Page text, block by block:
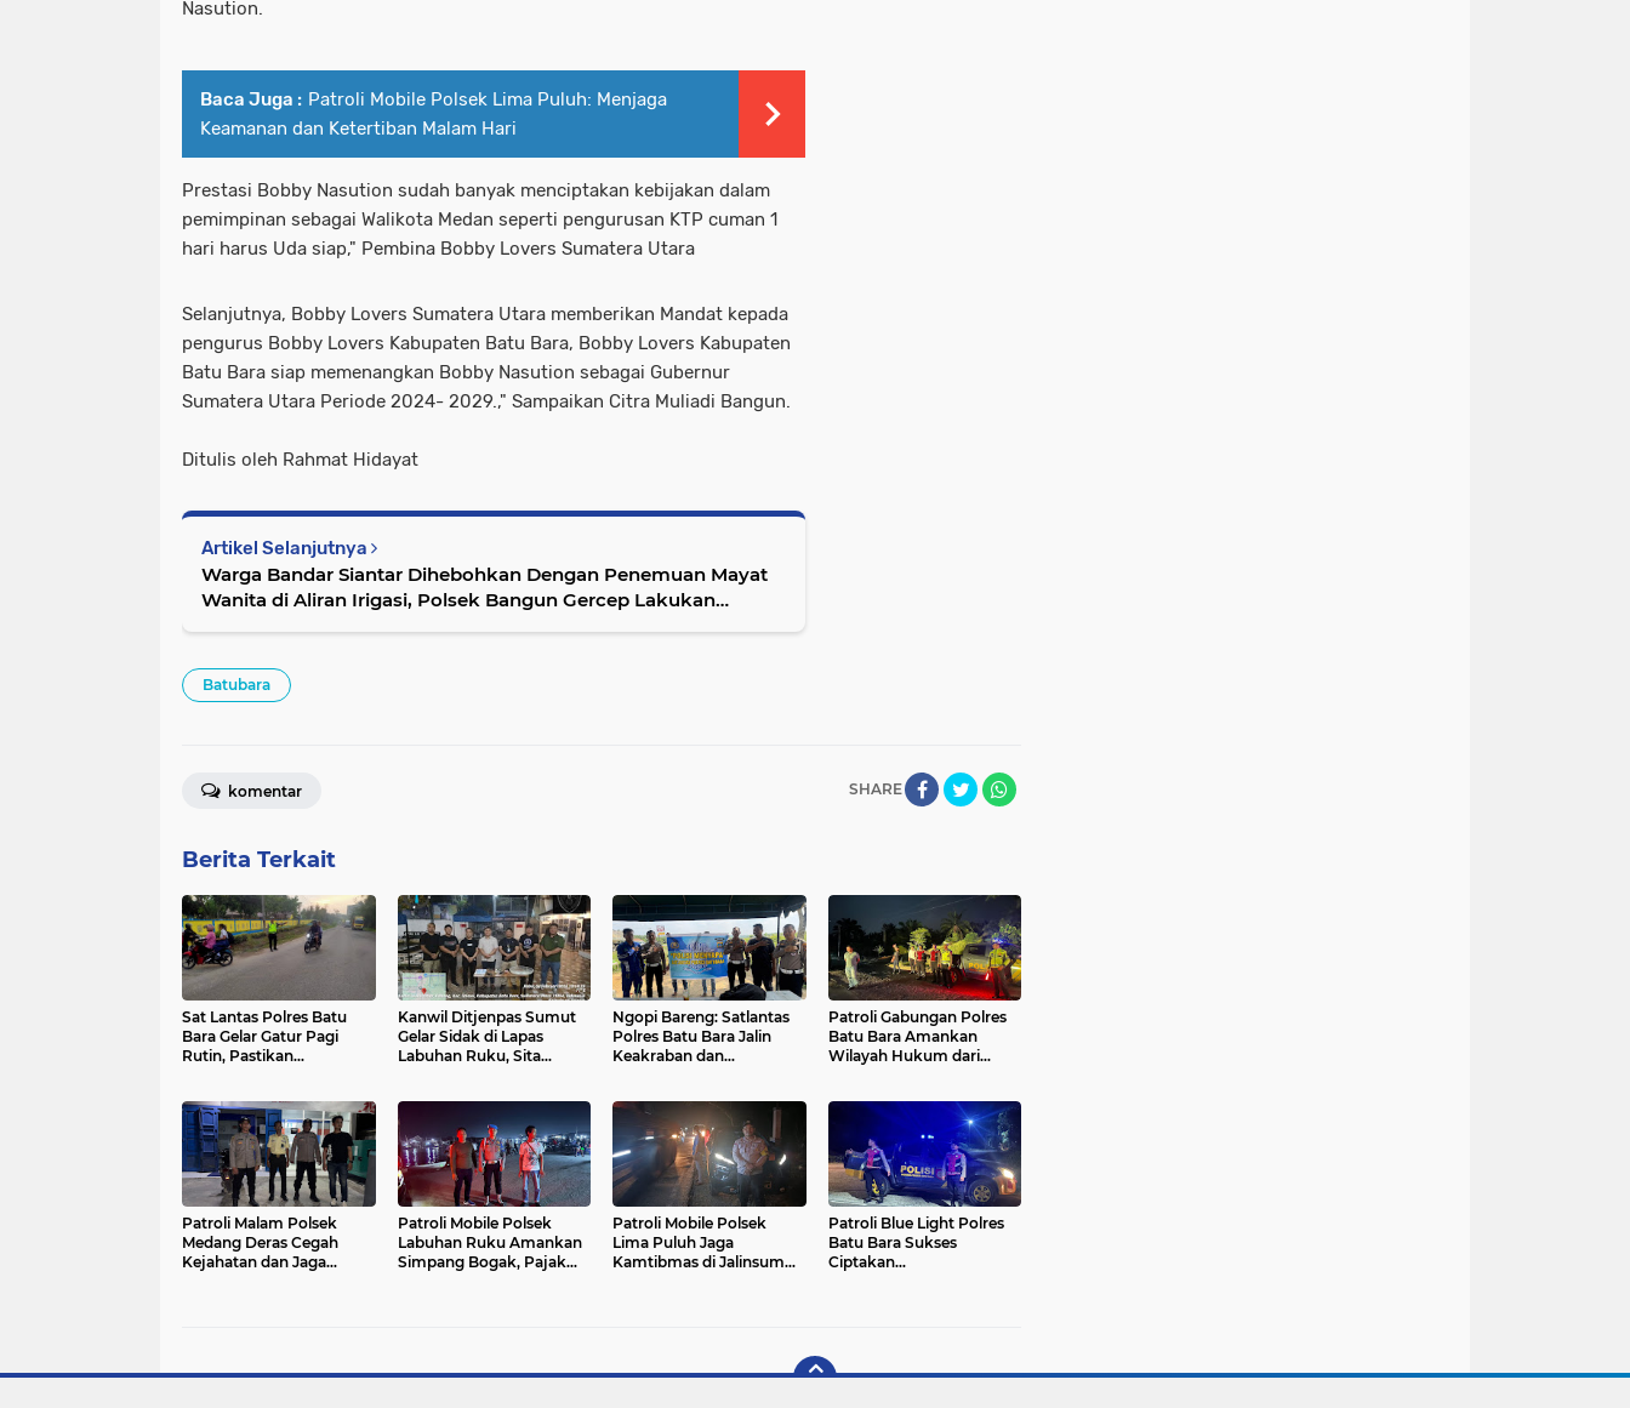
Nasution.
Baca Juga : Patroli Mobile Polsek Lima Puluh: Menjaga
Keamanan dan Ketertiban Malam Hari
Prestasi Bobby Nasution sudah banyak menciptakan kebijakan dalam
pemimpinan sebagai Walikota Medan seperti pengurusan KTP cuman 1
hari harus Uda siap," Pembina Bobby Lovers Sumatera Utara
Selanjutnya, Bobby Lovers Sumatera Utara memberikan Mandat kepada
pengurus Bobby Lovers Kabupaten Batu Bara, Bobby Lovers Kabupaten
Batu Bara siap memenangkan Bobby Nasution sebagai Gubernur
Sumatera Utara Periode 2024- 2029.," Sampaikan Citra Muliadi Bangun.
Ditulis oleh Rahmat Hidayat
Artikel Selanjutnya
Warga Bandar Siantar Dihebohkan Dengan Penemuan Mayat
Wanita di Aliran Irigasi, Polsek Bangun Gercep Lakukan
Batubara
SHARE
komentar
Berita Terkait
Sat Lantas Polres Batu
Bara Gelar Gatur Pagi
Rutin, Pastikan
Puluh
Kanwil Ditjenpas Sumut
Gelar Sidak di Lapas
Labuhan Ruku, Sita
Ngopi Bareng: Satlantas
Polres Batu Bara Jalin
Keakraban dan
Lintas
Patroli Gabungan Polres
Batu Bara Amankan
Wilayah Hukum dari
Patroli Malam Polsek
Medang Deras Cegah
Kejahatan dan Jaga
Patroli Mobile Polsek
Labuhan Ruku Amankan
Simpang Bogak, Pajak
Patroli Mobile Polsek
Lima Puluh Jaga
Kamtibmas di Jalinsum
Patroli Blue Light Polres
Batu Bara Sukses
Ciptakan